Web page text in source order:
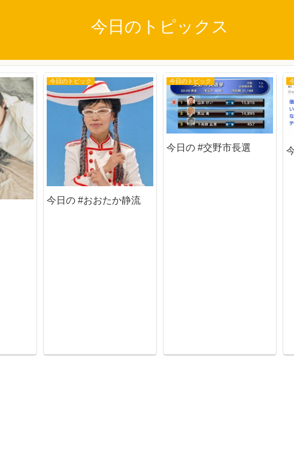
今日のトピックス
今日のトピック
今日の #おおたか静流
今日のトピック
今日の #交野市長選